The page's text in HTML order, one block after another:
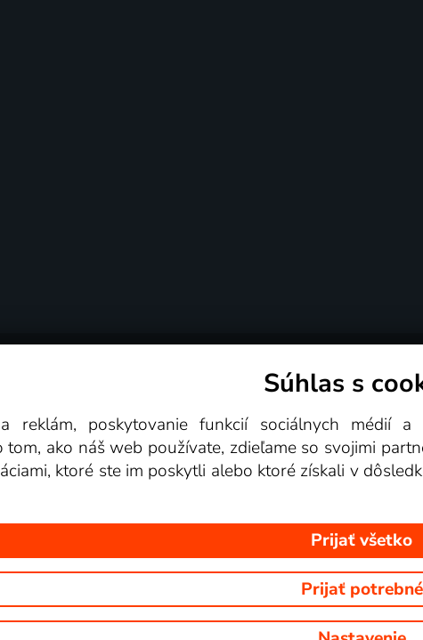
Videotéka
Copyright © goNET s.r.o. Na tomto webe sú zobrazované obrázky z
Súhlas s
reklám, poskytovanie funkcií sociálnych médií
ako náš web používate, zdieľame so svojimi
ktoré ste im poskytli alebo ktoré získali v
Prijať všetko
Prijať potrebné